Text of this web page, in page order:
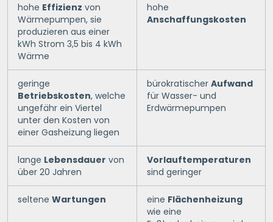
hohe Effizienz von
Wärmepumpen, sie
produzieren aus einer
kWh Strom 3,5 bis 4 kWh
Wärme
hohe
Anschaffungskosten
geringe
Betriebskosten, welche
ungefähr ein Viertel
unter den Kosten von
einer Gasheizung liegen
bürokratischer Aufwand
für Wasser- und
Erdwärmepumpen
lange Lebensdauer von
über 20 Jahren
Vorlauftemperaturen
sind geringer
seltene Wartungen eine Flächenheizung
wie eine